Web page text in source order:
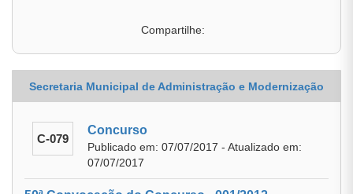
Compartilhe:
Secretaria Municipal de Administração e Modernização
C-079
Concurso
Publicado em: 07/07/2017 - Atualizado em:
07/07/2017